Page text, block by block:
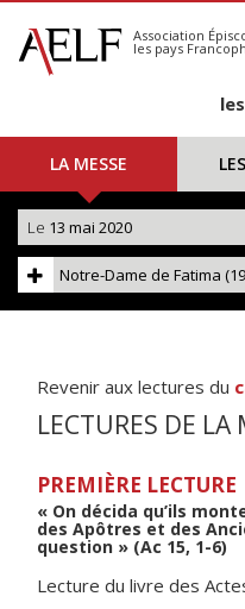
S'abonner
Calendrier
Association
les pays
LA MESSE
Le 13 mai 2020
Notre-Dame de Fatima
Revenir aux lectures du
LECTURES DE LA
PREMIÈRE LECTURE
« On décida qu’ils
des Apôtres et des
question » (Ac 15, 1-6)
Lecture du livre des